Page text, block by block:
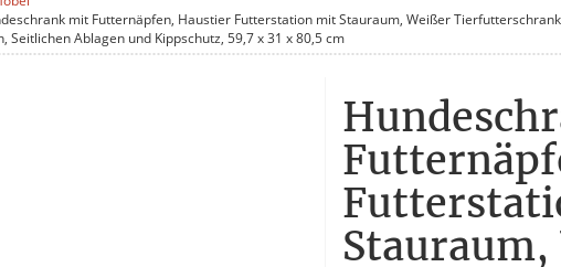
mit Futternäpfen, Haustier Futterstation mit Stauraum, Weißer
Seitlichen Ablagen und Kippschutz, 59,7 x 31 x 80,5 cm